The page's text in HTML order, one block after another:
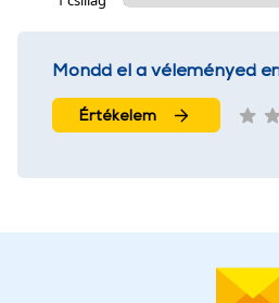
Mondd el a véleményed
Értékelem